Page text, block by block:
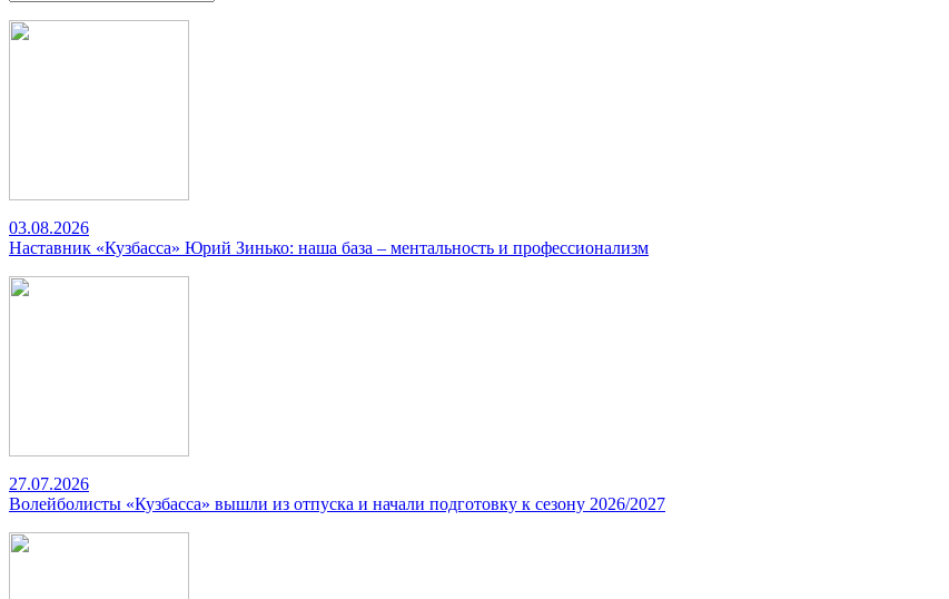
03.08.2026
Наставник «Кузбасса» Юрий Зинько: наша база – ментальность и профессионализм
27.07.2026
Волейболисты «Кузбасса» вышли из отпуска и начали подготовку к сезону 2026/2027